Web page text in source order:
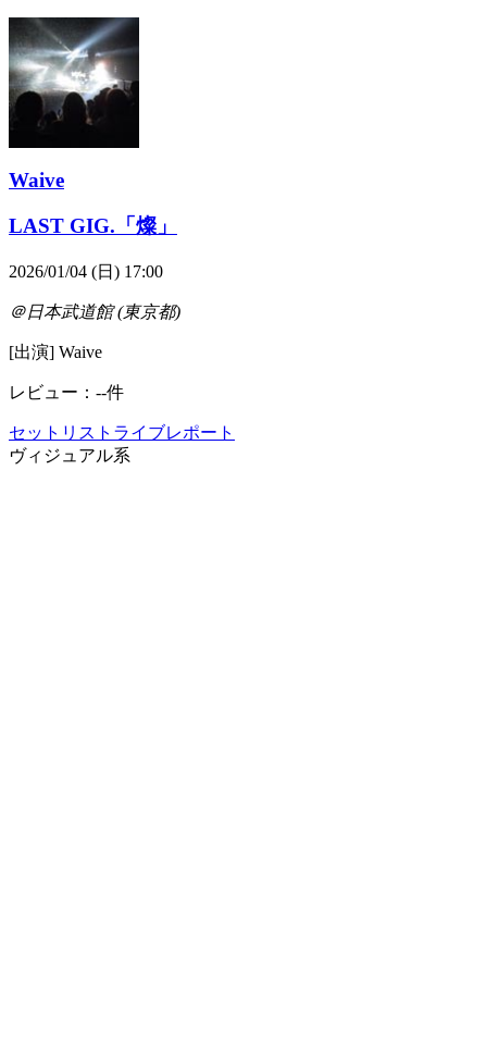
Waive
LAST GIG.「燦」
2026/01/04 (日) 17:00
＠日本武道館 (東京都)
[出演] Waive
レビュー：--件
セットリスト ライブレポート
ヴィジュアル系